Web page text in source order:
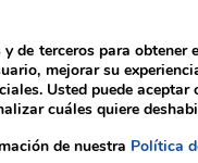
de terceros para obtener
mejorar su
Usted puede aceptar
cuáles quiere
de nuestra Política